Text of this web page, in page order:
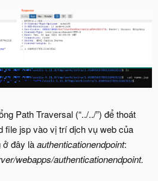
Path Traversal (“../../”) để thoát
file jsp vào vị trí dịch vụ web của
ở đây làauthenticationendpoint:
webapps/authenticationendpoint.